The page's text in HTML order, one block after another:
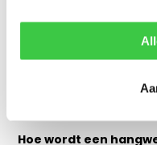
Met een maximale
nauwkeurig te werk.
kiest, u geniet altijd de
Hoe wordt een